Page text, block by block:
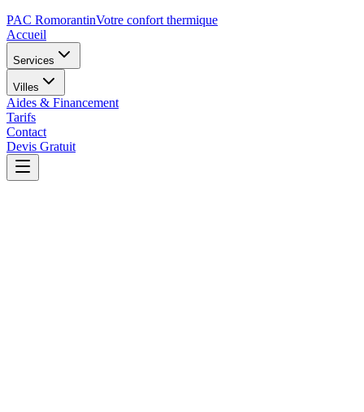
PAC RomorantinVotre confort thermique
Accueil
Services
Villes
Aides & Financement
Tarifs
Contact
Devis Gratuit